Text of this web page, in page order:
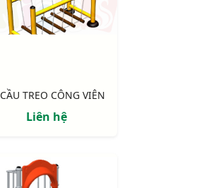
CẦU TREO CÔNG VIÊN
Liên hệ